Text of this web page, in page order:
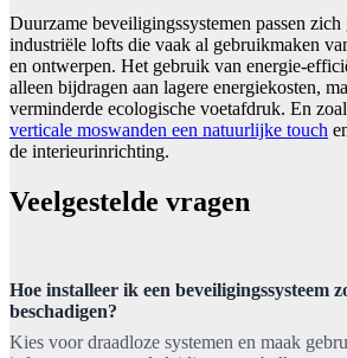
Duurzame beveiligingssystemen passen
industriële lofts die vaak al gebruikmaken
en ontwerpen. Het gebruik van energie-
alleen bijdragen aan lagere energiekosten,
verminderde ecologische voetafdruk. En
verticale moswanden een natuurlijke touch
de interieurinrichting.
Veelgestelde vragen
Hoe installeer ik een beveiligingssysteem
beschadigen?
Kies voor draadloze systemen en maak